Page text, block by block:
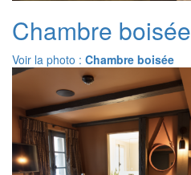
Chambre boisée
Voir la photo : Chambre boisée